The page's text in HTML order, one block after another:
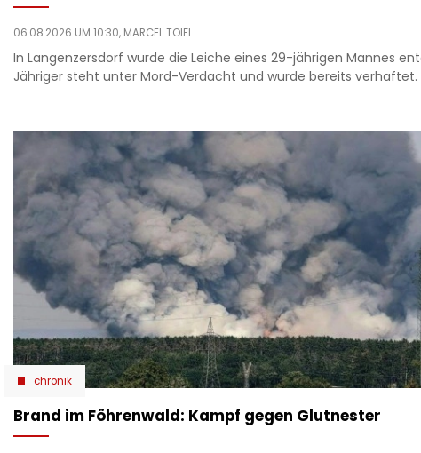
06.08.2026 UM 10:30, MARCEL TOIFL
In Langenzersdorf wurde die Leiche eines 29-jährigen Mannes
Jähriger steht unter Mord-Verdacht und wurde bereits verhaftet.
chronik
Brand im Föhrenwald: Kampf gegen Glutnester